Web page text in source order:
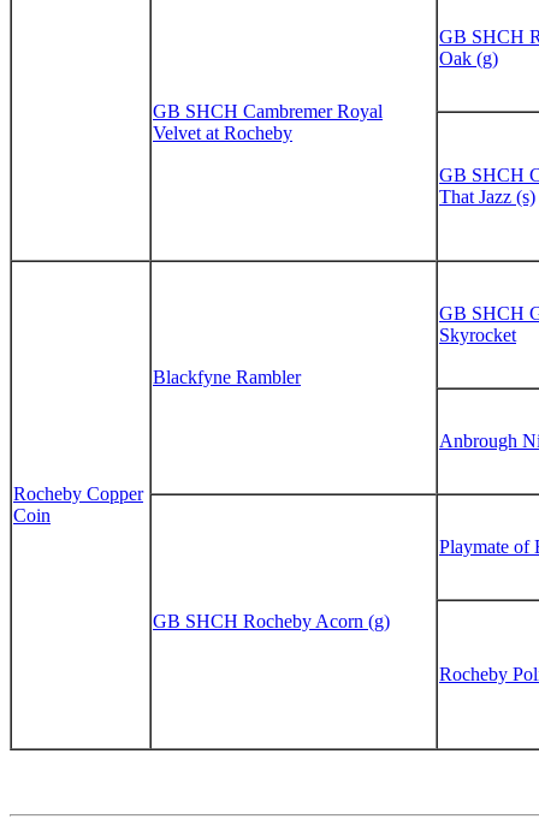
GB SHCH Cambremer Royal
Velvet at Rocheby
GB SHCH
Oak (g)
GB SHCH
That Jazz (s)
Rocheby Copper
Coin
Blackfyne Rambler
GB SHCH
Skyrocket
Anbrough
GB SHCH Rocheby Acorn (g)
Playmate of
Rocheby